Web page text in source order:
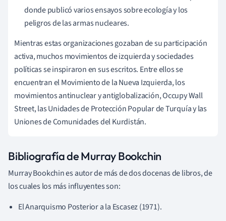
donde publicó varios ensayos sobre ecología y los
peligros de las armas nucleares.
Mientras estas organizaciones gozaban de su participación
activa, muchos movimientos de izquierda y sociedades
políticas se inspiraron en sus escritos. Entre ellos se
encuentran el Movimiento de la Nueva Izquierda, los
movimientos antinuclear y antiglobalización, Occupy Wall
Street, las Unidades de Protección Popular de Turquía y las
Uniones de Comunidades del Kurdistán.
Bibliografía de Murray Bookchin
Murray Bookchin es autor de más de dos docenas de libros, de
los cuales los más influyentes son:
El Anarquismo Posterior a la Escasez (1971).